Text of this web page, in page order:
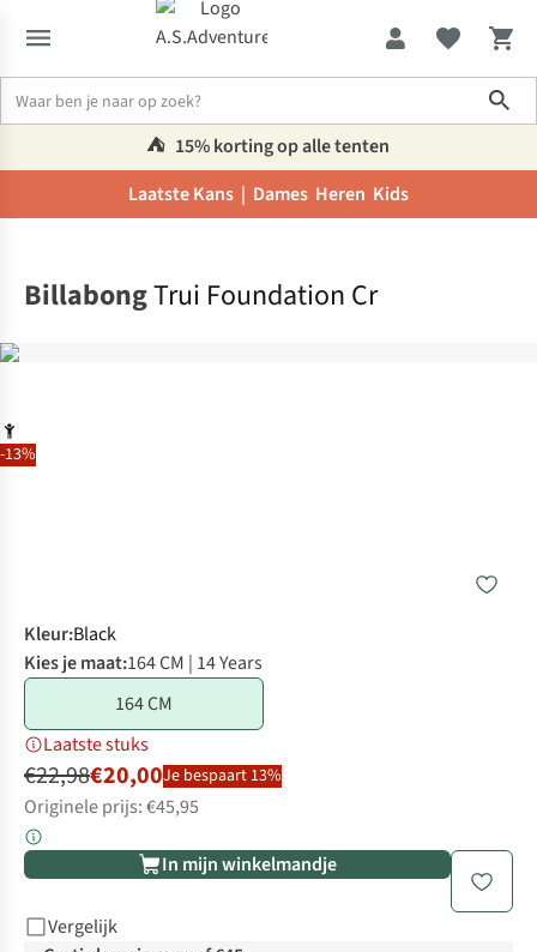
⛺️ 15% korting op alle tenten
Laatste Kans | Dames Heren Kids
-13%
BillabongTrui Foundation Cr
Kleur:Black
Kies je maat:164 CM | 14 Years
164 CM
Laatste stuks
€22,98€20,00Je bespaart 13%
Originele prijs: €45,95
In mijn winkelmandje
Vergelijk